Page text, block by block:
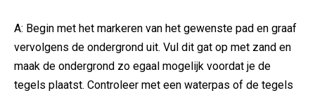
A: Begin met het markeren van ‍het gewenste pad en graaf
vervolgens de ‍ondergrond uit. Vul dit gat op met zand en
maak ‍de ondergrond zo egaal mogelijk voordat je de
tegels plaatst. Controleer met een ⁤waterpas⁣ of de ⁣tegels